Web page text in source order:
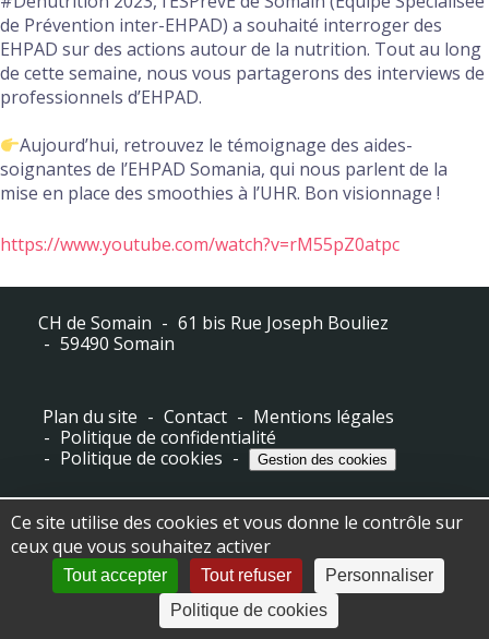
de Prévention inter-EHPAD) a souhaité interroger des
EHPAD sur des actions autour de la nutrition. Tout au long
de cette semaine, nous vous partagerons des interviews de
professionnels d’EHPAD.
Aujourd’hui, retrouvez le témoignage des aides-
soignantes de l’EHPAD Somania, qui nous parlent de la
mise en place des smoothies à l’UHR. Bon visionnage !
https://www.youtube.com/watch?v=rM55pZ0atpc
CH de Somain
61 bis Rue Joseph Bouliez
59490 Somain
Plan du site Contact
Mentions légales
Politique de confidentialité
Politique de cookies
Gestion des cookies
Ce site utilise des cookies et vous donne le contrôle sur
ceux que vous souhaitez activer
Tout accepter Tout refuser
Personnaliser
Politique de cookies